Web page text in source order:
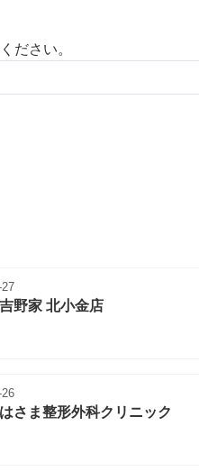
ださい。
吉野家 北小金店
はさま整形外科クリニック